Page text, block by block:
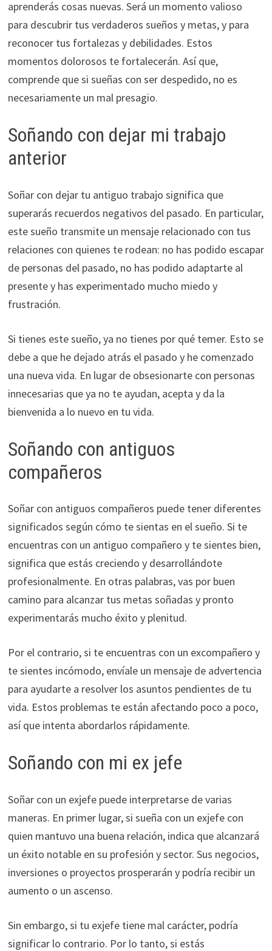
aprenderás cosas nuevas. Será un momento valioso
para descubrir tus verdaderos sueños y metas, y para
reconocer tus fortalezas y debilidades. Estos
momentos dolorosos te fortalecerán. Así que,
comprende que si sueñas con ser despedido, no es
necesariamente un mal presagio.
Soñando con dejar mi trabajo
anterior
Soñar con dejar tu antiguo trabajo significa que
superarás recuerdos negativos del pasado. En particular,
este sueño transmite un mensaje relacionado con tus
relaciones con quienes te rodean: no has podido escapar
de personas del pasado, no has podido adaptarte al
presente y has experimentado mucho miedo y
frustración.
Si tienes este sueño, ya no tienes por qué temer. Esto se
debe a que he dejado atrás el pasado y he comenzado
una nueva vida. En lugar de obsesionarte con personas
innecesarias que ya no te ayudan, acepta y da la
bienvenida a lo nuevo en tu vida.
Soñando con antiguos
compañeros
Soñar con antiguos compañeros puede tener diferentes
significados según cómo te sientas en el sueño. Si te
encuentras con un antiguo compañero y te sientes bien,
significa que estás creciendo y desarrollándote
profesionalmente. En otras palabras, vas por buen
camino para alcanzar tus metas soñadas y pronto
experimentarás mucho éxito y plenitud.
Por el contrario, si te encuentras con un excompañero y
te sientes incómodo, envíale un mensaje de advertencia
para ayudarte a resolver los asuntos pendientes de tu
vida. Estos problemas te están afectando poco a poco,
así que intenta abordarlos rápidamente.
Soñando con mi ex jefe
Soñar con un exjefe puede interpretarse de varias
maneras. En primer lugar, si sueña con un exjefe con
quien mantuvo una buena relación, indica que alcanzará
un éxito notable en su profesión y sector. Sus negocios,
inversiones o proyectos prosperarán y podría recibir un
aumento o un ascenso.
Sin embargo, si tu exjefe tiene mal carácter, podría
significar lo contrario. Por lo tanto, si estás